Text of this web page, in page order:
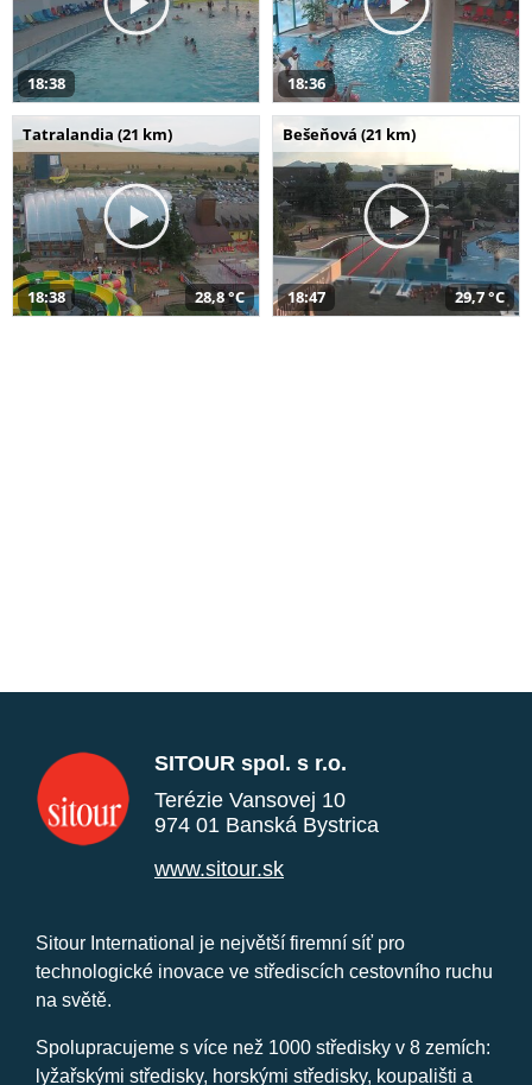
18:38 18:36
Tatralandia (21 km)
18:38 28,8 °C
Bešeňová (21 km)
18:47 29,7 °C
SITOUR spol. s r.o.
Terézie Vansovej 10
974 01 Banská Bystrica
www.sitour.sk
Sitour International je největší firemní síť pro
technologické inovace ve střediscích cestovního ruchu
na světě.
Spolupracujeme s více než 1000 středisky v 8 zemích:
lyžařskými středisky, horskými středisky, koupališti a